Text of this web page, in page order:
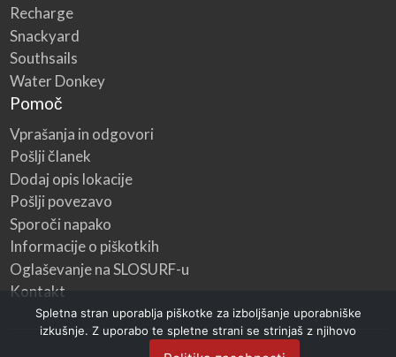
Recharge
Snackyard
Southsails
Water Donkey
Pomoč
Vprašanja in odgovori
Pošlji članek
Dodaj opis lokacije
Pošlji povezavo
Sporoči napako
Informacije o piškotkih
Oglaševanje na SLOSURF-u
Kontakt
Spletna stran uporablja piškotke za izboljšanje uporabniške
izkušnje. Z uporabo te spletne strani se strinjaš z njihovo